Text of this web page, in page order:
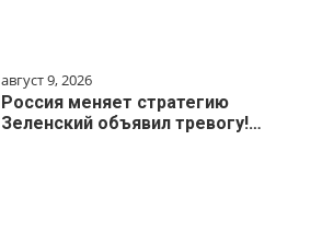
август 9, 2026
Россия меняет стратегию
Зеленский объявил тревогу!…